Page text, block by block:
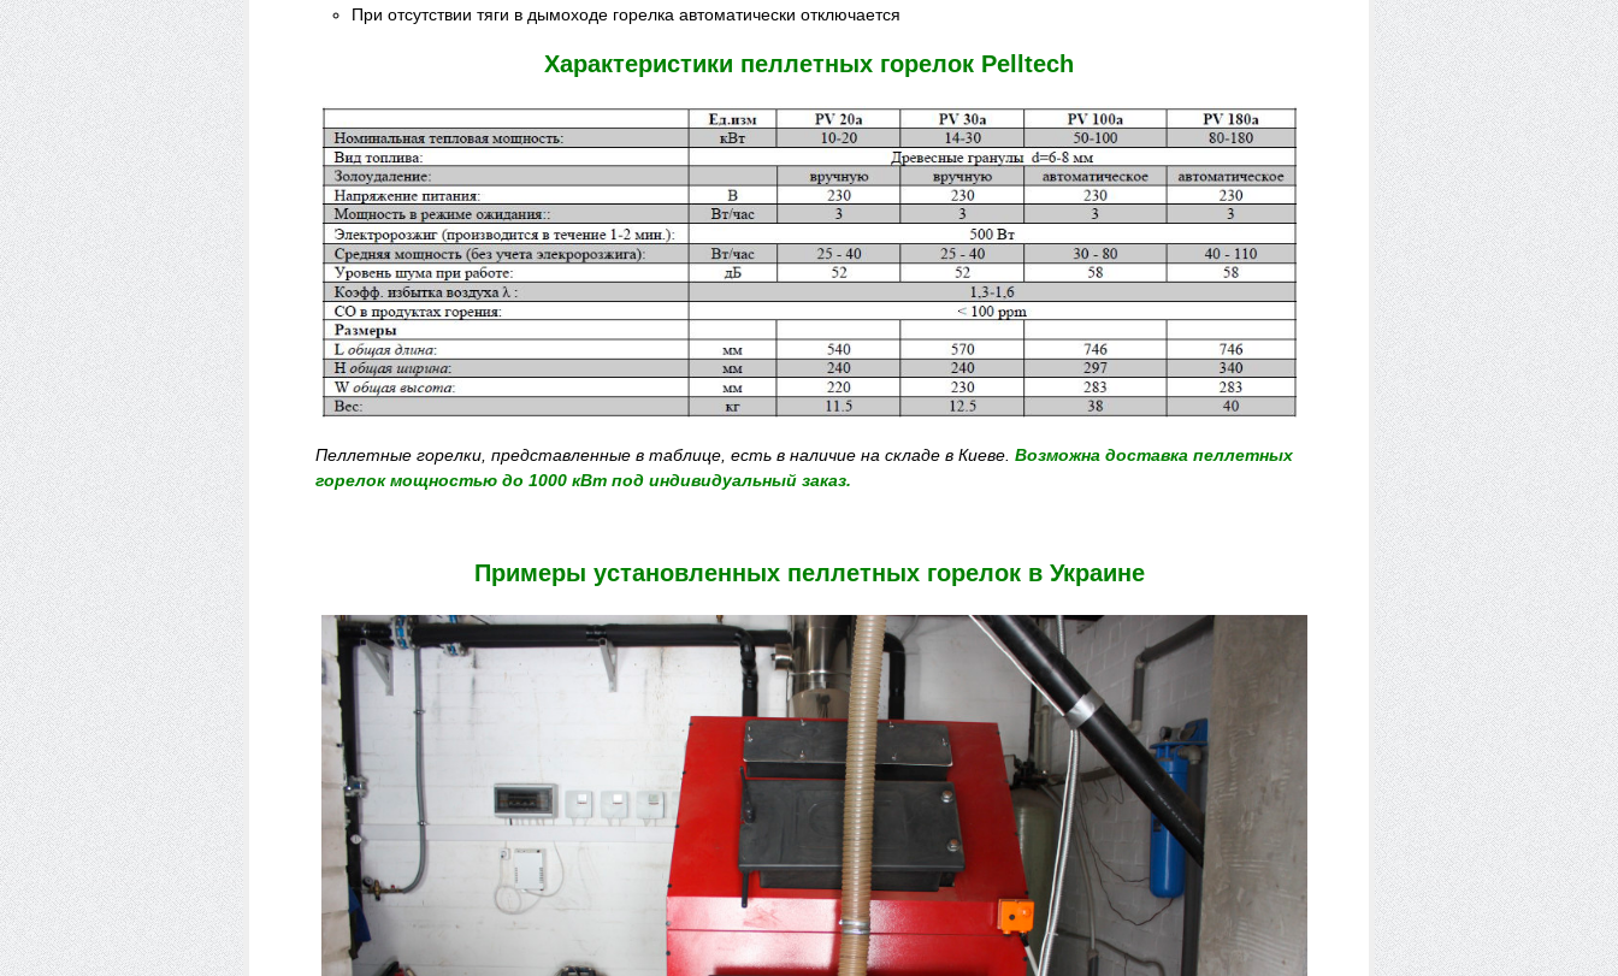
При отсутствии тяги в дымоходе горелка автоматически отключается
Характеристики пеллетных горелок Pelltech
Пеллетные горелки, представленные в таблице, есть в наличие на складе в Киеве. Возможна доставка пеллетных
горелок мощностью до 1000 кВт под индивидуальный заказ.
Примеры установленных пеллетных горелок в Украине